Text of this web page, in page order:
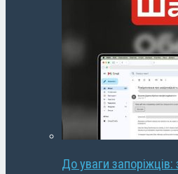
До уваги